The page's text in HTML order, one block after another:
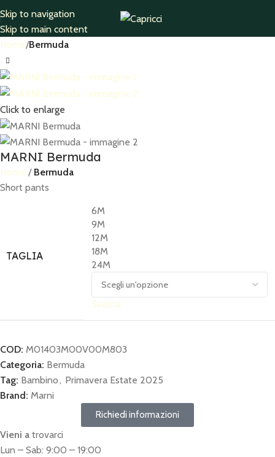
Skip to navigation
Skip to main content
Home Bermuda
Click to enlarge
MARNI Bermuda
Home
Bermuda
Short pants
TAGLIA
6M
9M
12M
18M
24M
Svuota
COD: M01403M00V00M803
Categoria: Bermuda
Tag: Bambino, Primavera Estate 2025
Brand: Marni
Richiedi informazioni
Vieni a trovarci
Lun – Sab: 9:00 – 19:00